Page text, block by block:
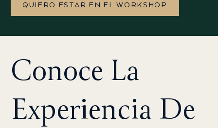
QUIERO ESTAR EN EL WORKSHOP
Conoce La
Experiencia De